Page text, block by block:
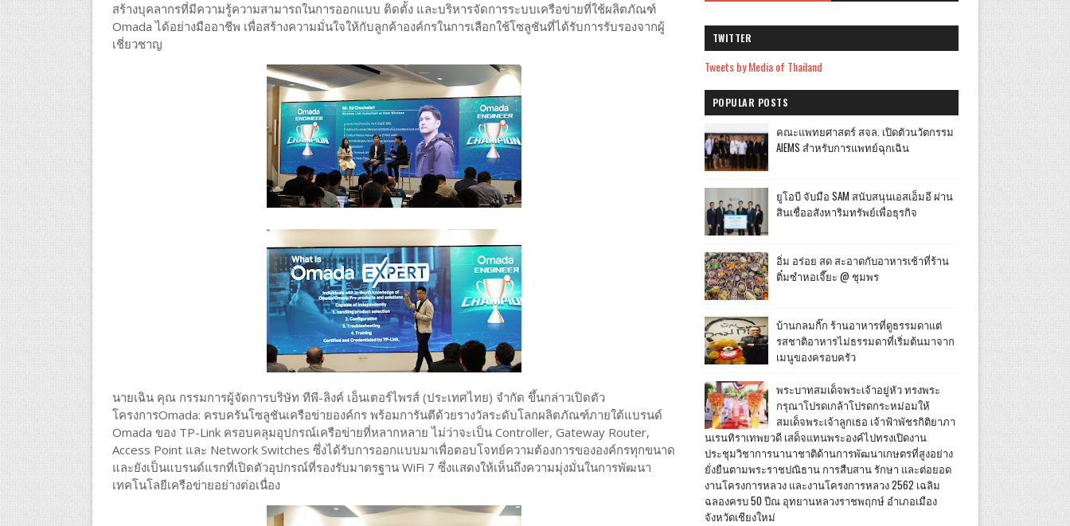
สร้างบุคลากรที่มีความรู้ความสามารถในการออกแบบ ติดตั้ง และบริหารจัดการระบบเครือข่ายที่ใช้ผลิตภัณฑ์
Omada ได้อย่างมืออาชีพ เพื่อสร้างความมั่นใจให้กับลูกค้าองค์กรในการเลือกใช้โซลูชันที่ได้รับการรับรองจากผู้
เชี่ยวชาญ
นายเฉิน คุณ กรรมการผู้จัดการบริษัท ทีพี-ลิงค์ เอ็นเตอร์ไพรส์ (ประเทศไทย) จำกัด ขึ้นกล่าวเปิดตัว
โครงการOmada: ครบครันโซลูชันเครือข่ายองค์กร พร้อมการันตีด้วยรางวัลระดับโลกผลิตภัณฑ์ภายใต้แบรนด์
Omada ของ TP-Link ครอบคลุมอุปกรณ์เครือข่ายที่หลากหลาย ไม่ว่าจะเป็น Controller, Gateway Router,
Access Point และ Network Switches ซึ่งได้รับการออกแบบมาเพื่อตอบโจทย์ความต้องการขององค์กรทุกขนาด
และยังเป็นแบรนด์แรกที่เปิดตัวอุปกรณ์ที่รองรับมาตรฐาน WiFi 7 ซึ่งแสดงให้เห็นถึงความมุ่งมั่นในการพัฒนา
เทคโนโลยีเครือข่ายอย่างต่อเนื่อง
TWITTER
Tweets by Media of Thailand
POPULAR POSTS
คณะแพทยศาสตร์ สจล. เปิดตัวนวัตกรรม
AIEMS สำหรับการแพทย์ฉุกเฉิน
ยูโอบี จับมือ SAM สนับสนุนเอสเอ็มอี ผ่าน
สินเชื่ออสังหาริมทรัพย์เพื่อธุรกิจ
อิ่ม อร่อย สด สะอาดกับอาหารเช้าที่ร้าน
ติ๋มซำหอเจี๊ยะ @ ชุมพร
บ้านกลมกิ๊ก ร้านอาหารที่ดูธรรมดาแต่
รสชาติอาหารไม่ธรรมดาที่เริ่มต้นมาจาก
เมนูของครอบครัว
พระบาทสมเด็จพระเจ้าอยู่หัว ทรงพระ
กรุณาโปรดเกล้าโปรดกระหม่อมให้
สมเด็จพระเจ้าลูกเธอ เจ้าฟ้าพัชรกิติยาภา
นเรนทิราเทพยวดี เสด็จแทนพระองค์ไปทรงเปิดงาน
ประชุมวิชาการนานาชาติด้านการพัฒนาเกษตรที่สูงอย่าง
ยั่งยืนตามพระราชปณิธาน การสืบสาน รักษา และต่อยอด
งานโครงการหลวง และงานโครงการหลวง 2562 เฉลิม
ฉลองครบ 50 ปีณ อุทยานหลวงราชพฤกษ์ อำเภอเมือง
จังหวัดเชียงใหม่